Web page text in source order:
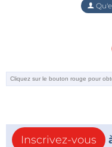
Inscrivez-vous